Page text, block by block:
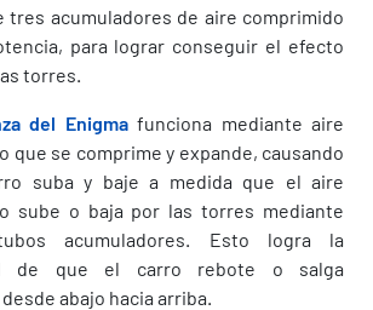
tres acumuladores de aire comprimido
para lograr conseguir el efecto
torres.
del Enigmafunciona mediante aire
que se comprime y expande, causando
suba y baje a medida que el aire
sube o baja por las torres mediante
acumuladores. Esto logra la
de que el carro rebote o salga
abajo hacia arriba.